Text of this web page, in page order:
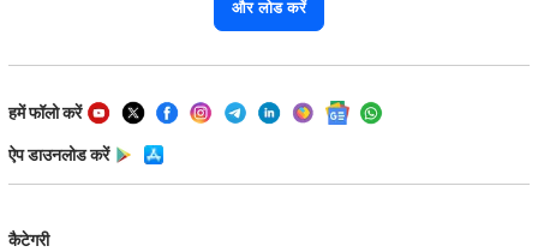
और लोड करें
हमें फॉलो करें
ऐप डाउनलोड करें
कैटेगरी